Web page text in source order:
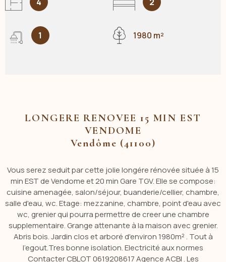
1 1980 m²
LONGERE RENOVEE 15 MIN EST
VENDOME
Vendôme (41100)
Vous serez seduit par cette jolie longére rénovée située à 15
min EST de Vendome et 20 min Gare TGV. Elle se compose:
cuisine amenagée, salon/séjour, buanderie/cellier, chambre,
salle d'eau, wc. Etage: mezzanine, chambre, point d'eau avec
wc, grenier qui pourra permettre de creer une chambre
supplementaire. Grange attenante à la maison avec grenier.
Abris bois. Jardin clos et arboré d'environ 1980m² . Tout à
l'egout.Tres bonne isolation. Electricité aux normes
Contacter CBLOT 0619208617 Agence ACBI . Les